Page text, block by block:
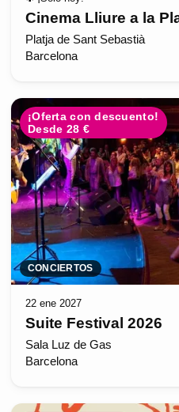
Cinema Lliure a la
Platja de Sant Sebastià
Barcelona
¡Oferta con descuento!
Desde 28 €
CONCIERTOS
22 ene 2027
Suite Festival 2026
Sala Luz de Gas
Barcelona